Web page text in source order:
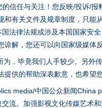
信任与关注！您反映/投诉/
有关文件及规章制度，只能
法律法规或涉及本国国家安
解，您还可以向国家级媒体
，毕竟我们人手较少。另外
供的帮助深表歉意，也希望
media/中国公众新闻China
流。加强影视文化传媒艺术
亮严重违纪违法案透视